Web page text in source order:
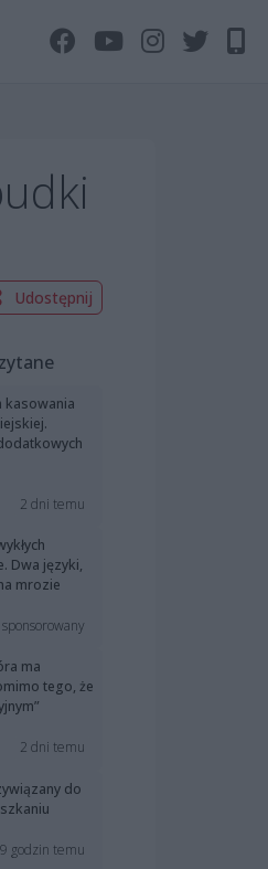
Udostępnij
kasowania
2 dni temu
Dwa języki,
mrozie
ma
tego, że
2 dni temu
do
godzin temu